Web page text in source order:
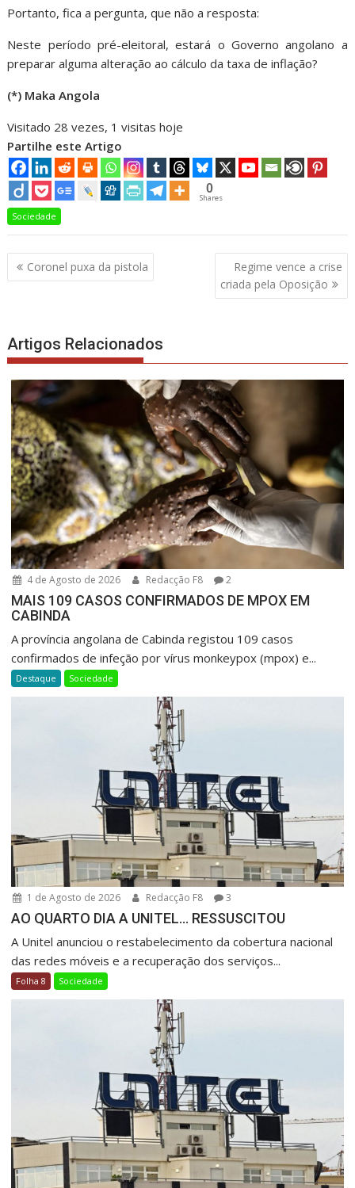
Portanto, fica a pergunta, que não a resposta:
Neste período pré-eleitoral, estará o Governo angolano a
preparar alguma alteração ao cálculo da taxa de inflação?
(*) Maka Angola
Visitado 28 vezes, 1 visitas hoje
Partilhe este Artigo
0
Shares
Sociedade
Navegação
de
Coronel puxa da pistola
Regime vence a crise
criada pela Oposição
Artigos Relacionados
4 de Agosto de 2026 Redacção F8 2
MAIS 109 CASOS CONFIRMADOS DE MPOX EM
CABINDA
A província angolana de Cabinda registou 109 casos
confirmados de infeção por vírus monkeypox (mpox) e...
Destaque Sociedade
1 de Agosto de 2026 Redacção F8 3
AO QUARTO DIA A UNITEL… RESSUSCITOU
A Unitel anunciou o restabelecimento da cobertura nacional
das redes móveis e a recuperação dos serviços...
Folha 8 Sociedade